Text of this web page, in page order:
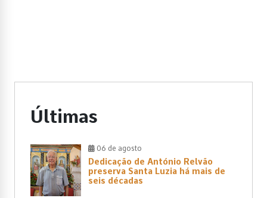
Últimas
06 de agosto
Dedicação de António Relvão
preserva Santa Luzia há mais de
seis décadas